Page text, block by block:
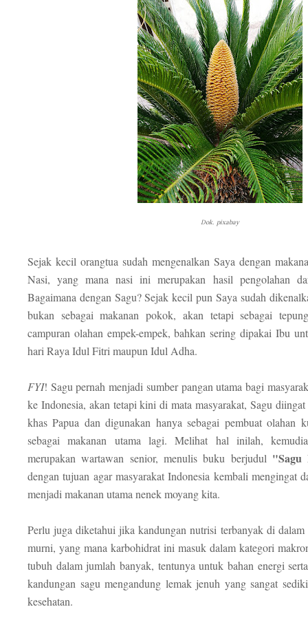
Dok. pixabay
Sejak kecil orangtua sudah mengenalkan Saya dengan
Nasi, yang mana nasi ini merupakan hasil pengolahan
Bagaimana dengan Sagu? Sejak kecil pun Saya sudah
bukan sebagai makanan pokok, akan tetapi sebagai
campuran olahan empek-empek, bahkan sering dipakai Ibu
hari Raya Idul Fitri maupun Idul Adha.
FYI! Sagu pernah menjadi sumber pangan utama bagi
ke Indonesia, akan tetapi kini di mata masyarakat, Sagu diingat
khas Papua dan digunakan hanya sebagai pembuat olahan
sebagai makanan utama lagi. Melihat hal inilah,
merupakan wartawan senior, menulis buku berjudul "Sagu
dengan tujuan agar masyarakat Indonesia kembali mengingat
menjadi makanan utama nenek moyang kita.
Perlu juga diketahui jika kandungan nutrisi terbanyak di dalam
murni, yang mana karbohidrat ini masuk dalam kategori
tubuh dalam jumlah banyak, tentunya untuk bahan energi
kandungan sagu mengandung lemak jenuh yang sangat
kesehatan.